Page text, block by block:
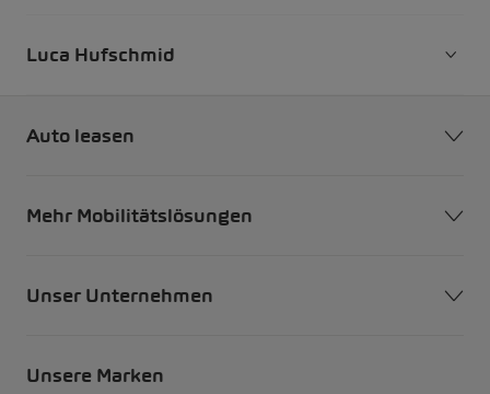
Luca Hufschmid
Auto leasen
Mehr Mobilitätslösungen
Unser Unternehmen
Unsere Marken